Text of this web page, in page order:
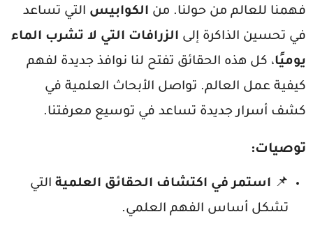
فهمنا للعالم من حولنا. من الكوابيس التي تساعد
في تحسين الذاكرة إلى الزرافات التي لا تشرب الماء
يوميًا، كل هذه الحقائق تفتح لنا نوافذ جديدة لفهم
كيفية عمل العالم. تواصل الأبحاث العلمية في
كشف أسرار جديدة تساعد في توسيع معرفتنا.
توصيات:
📌 استمر في اكتشاف الحقائق العلمية التي
تشكل أساس الفهم العلمي.